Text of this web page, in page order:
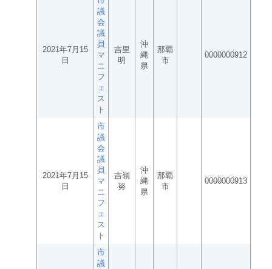
2021年7月15
日
議
会
議
員
マ
ニ
フ
ェ
ス
ト
吉里
明
沖
縄
県
那覇
市
0000000912
2021年7月15
日
市
議
会
議
員
マ
ニ
フ
ェ
ス
ト
吉嶺
努
沖
縄
県
那覇
市
0000000913
市
議